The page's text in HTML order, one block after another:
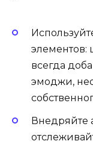
элементов:
всегда
эмоджи,
Внедряйте